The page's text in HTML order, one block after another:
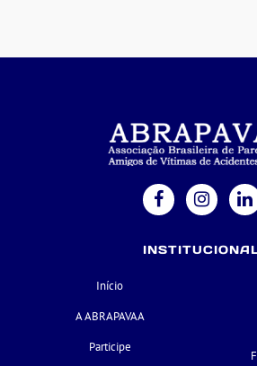
Início
A ABRAPAVAA
Participe